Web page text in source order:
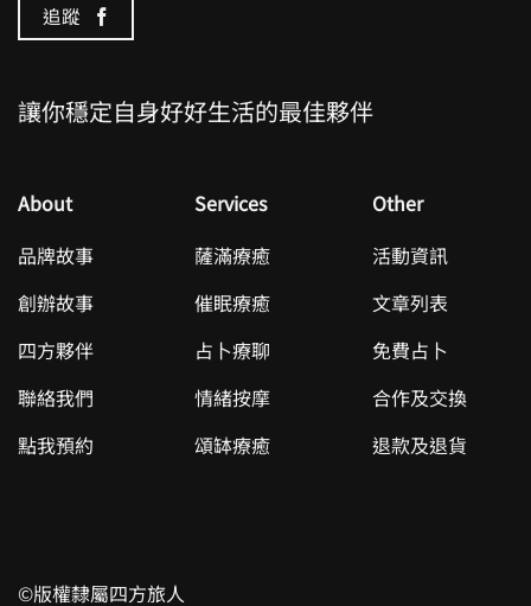
追蹤
讓你穩定自身好好生活的最佳夥伴
About
品牌故事
創辦故事
四方夥伴
聯絡我們
點我預約
Services
薩滿療癒
催眠療癒
占卜療聊
情緒按摩
頌缽療癒
Other
活動資訊
文章列表
免費占卜
合作及交換
退款及退貨
©版權隸屬四方旅人